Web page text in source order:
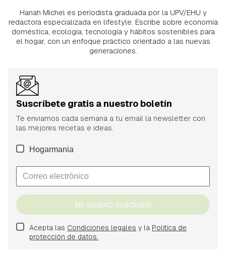
Hanah Michel es periodista graduada por la UPV/EHU y
redactora especializada en lifestyle. Escribe sobre economía
doméstica, ecología, tecnología y hábitos sostenibles para
el hogar, con un enfoque práctico orientado a las nuevas
generaciones.
Suscríbete gratis a nuestro boletín
Te enviamos cada semana a tu email la newsletter con
las mejores recetas e ideas.
Hogarmania
ME QUIERO SUSCRIBIR
Acepta las Condiciones legales y la Política de
protección de datos.